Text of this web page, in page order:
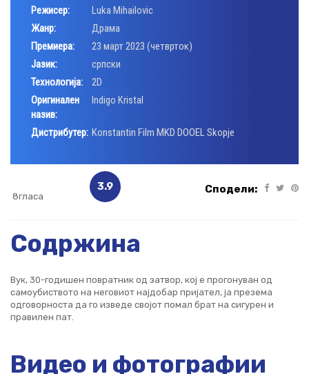
Режисер:
Luka Mihailovic
Жанр:
Драма
Премиера:
23 март 2023 (четврток)
Јазик:
српски
Технологија:
2D
Оригинален
назив:
Indigo Kristal
Дистрибутер: Konstantin Film MKD DOOEL Skopje
8гласа
3.9 Сподели:
Содржина
Вук, 30-годишен повратник од затвор, кој е прогонуван од
самоубиството на неговиот најдобар пријател, ја презема
одговорноста да го изведе својот помал брат на сигурен и
правилен пат.
Видео и фотографии